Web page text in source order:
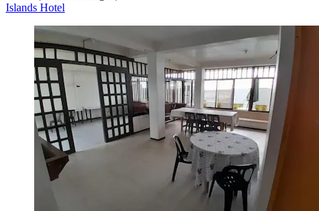
Islands Hotel